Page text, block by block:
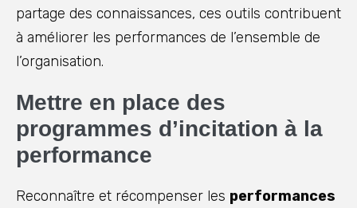
partage des connaissances, ces outils contribuent
à améliorer les performances de l’ensemble de
l’organisation.
Mettre en place des
programmes d’incitation à la
performance
Reconnaître et récompenser les performances